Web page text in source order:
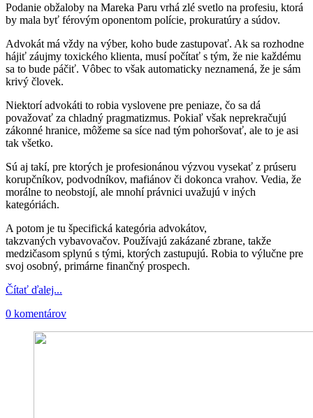
Podanie obžaloby na Mareka Paru vrhá zlé svetlo na profesiu, ktorá
by mala byť férovým oponentom polície, prokuratúry a súdov.
Advokát má vždy na výber, koho bude zastupovať. Ak sa rozhodne
hájiť záujmy toxického klienta, musí počítať s tým, že nie každému
sa to bude páčiť. Vôbec to však automaticky neznamená, že je sám
krivý človek.
Niektorí advokáti to robia vyslovene pre peniaze, čo sa dá
považovať za chladný pragmatizmus. Pokiaľ však neprekračujú
zákonné hranice, môžeme sa síce nad tým pohoršovať, ale to je asi
tak všetko.
Sú aj takí, pre ktorých je profesionánou výzvou vysekať z prúseru
korupčníkov, podvodníkov, mafiánov či dokonca vrahov. Vedia, že
morálne to neobstojí, ale mnohí právnici uvažujú v iných
kategóriách.
A potom je tu špecifická kategória advokátov,
takzvaných vybavovačov. Používajú zakázané zbrane, takže
medzičasom splynú s tými, ktorých zastupujú. Robia to výlučne pre
svoj osobný, primárne finančný prospech.
Čítať ďalej...
0 komentárov